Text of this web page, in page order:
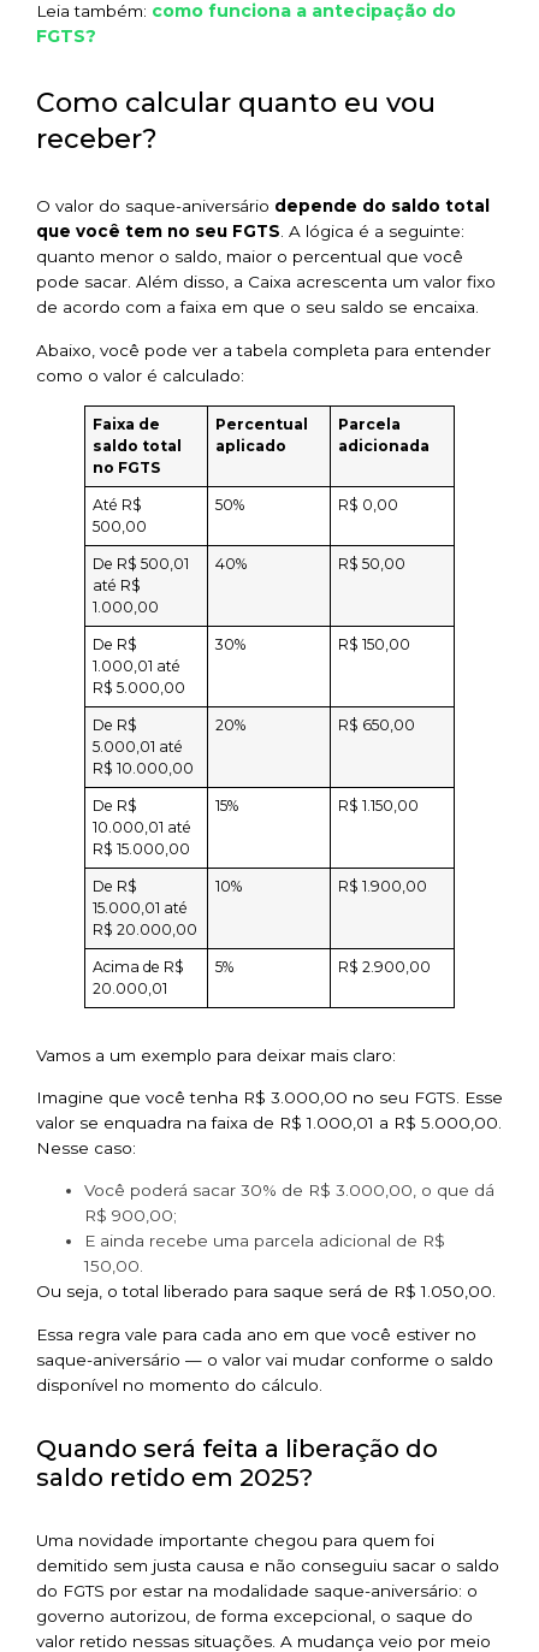
Leia também: como funciona a antecipação do
FGTS?
Como calcular quanto eu vou
receber?
O valor do saque-aniversário depende do saldo total
que você tem no seu FGTS. A lógica é a seguinte:
quanto menor o saldo, maior o percentual que você
pode sacar. Além disso, a Caixa acrescenta um valor fixo
de acordo com a faixa em que o seu saldo se encaixa.
Abaixo, você pode ver a tabela completa para entender
como o valor é calculado:
Faixa de
saldo total
no FGTS
Percentual
aplicado
Parcela
adicionada
Até R$
500,00
50% R$ 0,00
De R$ 500,01
até R$
1.000,00
40% R$ 50,00
De R$
1.000,01 até
R$ 5.000,00
30% R$ 150,00
De R$
5.000,01 até
R$ 10.000,00
20% R$ 650,00
De R$
10.000,01 até
R$ 15.000,00
15% R$ 1.150,00
De R$
15.000,01 até
R$ 20.000,00
10% R$ 1.900,00
Acima de R$
20.000,01
5% R$ 2.900,00
Vamos a um exemplo para deixar mais claro:
Imagine que você tenha R$ 3.000,00 no seu FGTS. Esse
valor se enquadra na faixa de R$ 1.000,01 a R$ 5.000,00.
Nesse caso:
Você poderá sacar 30% de R$ 3.000,00, o que dá
R$ 900,00;
E ainda recebe uma parcela adicional de R$
150,00.
Ou seja, o total liberado para saque será de R$ 1.050,00.
Essa regra vale para cada ano em que você estiver no
saque-aniversário — o valor vai mudar conforme o saldo
disponível no momento do cálculo.
Quando será feita a liberação do
saldo retido em 2025?
Uma novidade importante chegou para quem foi
demitido sem justa causa e não conseguiu sacar o saldo
do FGTS por estar na modalidade saque-aniversário: o
governo autorizou, de forma excepcional, o saque do
valor retido nessas situações. A mudança veio por meio